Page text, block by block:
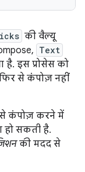
की वैल्यू
Text
इस प्रोसेस को
से कंपोज़ नहीं
से कंपोज़ करने में
हो सकती है.
की मदद से